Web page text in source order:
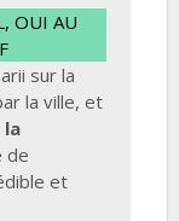
OUI AU
sur la
la ville, et
la
de
et